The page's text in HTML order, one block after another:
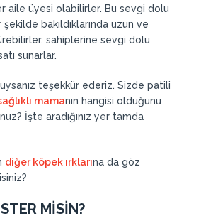
aile üyesi olabilirler. Bu sevgi dolu
bakıldıklarında uzun ve
sahiplerine sevgi dolu
sunarlar.
teşekkür ederiz. Sizde patili
mamanın hangisi olduğunu
İşte aradığınız yer tamda
diğer köpek ırklarına da göz
MİSİN?